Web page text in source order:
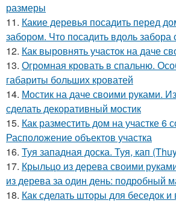
размеры
11. Какие деревья посадить перед
забором. Что посадить вдоль
12. Как выровнять участок на даче
13. Огромная кровать в спальню.
габариты больших кроватей
14. Мостик на даче своими руками.
сделать декоративный мостик
15. Как разместить дом на участке 6
Расположение объектов участка
16. Туя западная доска. Туя, кап
17. Крыльцо из дерева своими
из дерева за один день: подробный
18. Как сделать шторы для беседок